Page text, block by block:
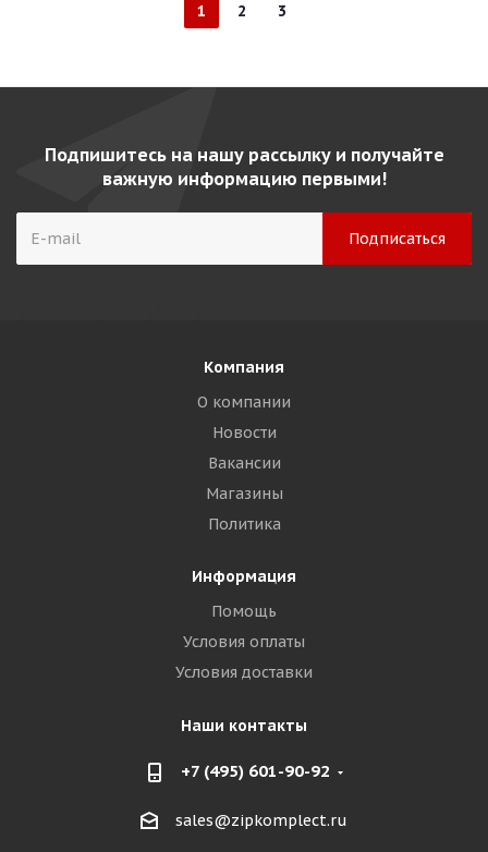
1 2 3
Подпишитесь на нашу рассылку и получайте
важную информацию первыми!
Компания
О компании
Новости
Вакансии
Магазины
Политика
Информация
Помощь
Условия оплаты
Условия доставки
Наши контакты
+7 (495) 601-90-92
sales@zipkomplect.ru